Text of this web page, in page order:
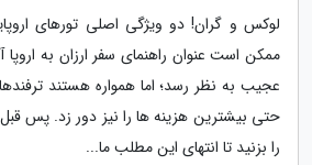
لوکس و گران! دو ویژگی اصلی تورهای
عجیب به نظر رسد؛ اما همواره هستند
حتی بیشترین هزینه ها را نیز دور زد. پس قبل
را بزنید تا انتهای این مطلب ما...